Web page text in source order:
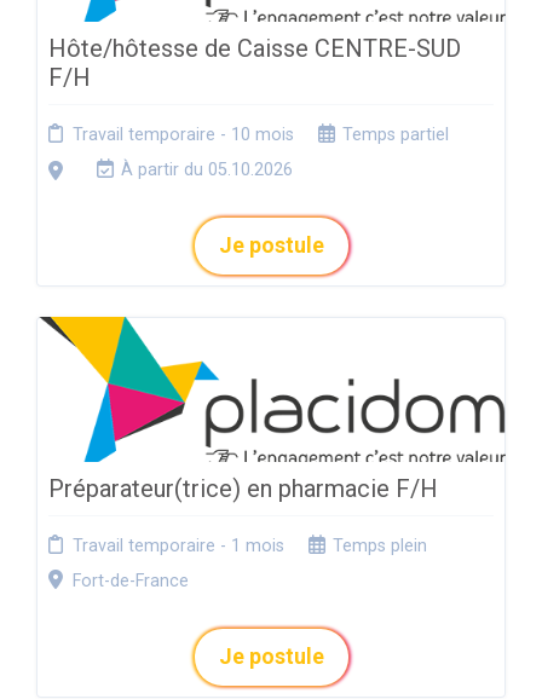
Hôte/hôtesse de Caisse CENTRE-SUD
F/H
Travail temporaire - 10 mois
Temps partiel
À partir du 05.10.2026
Je postule
Préparateur(trice) en pharmacie F/H
Travail temporaire - 1 mois
Temps plein
Fort-de-France
Je postule